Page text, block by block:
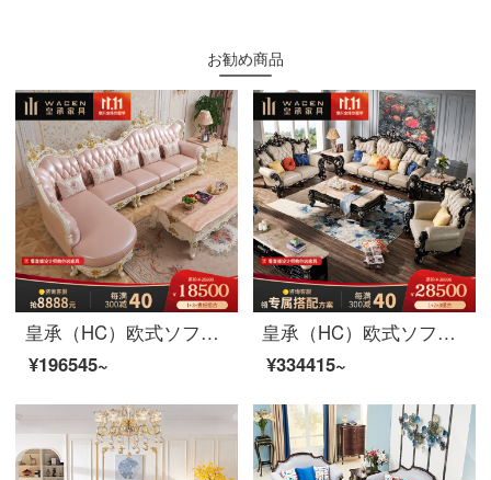
お勧め商品
皇承（HC）欧式ソファー法式宮廷ソファプリンセスピンクのソファー実木ソファ回転角832ソファークラウン彫刻本革ソファセット1+3+左/右貴妃
¥196545~
皇承（HC）欧式ソファアメリカンリビングセット本革の木の彫刻家具セット628シングル+二人+四人セット
¥334415~